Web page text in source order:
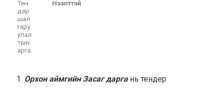
Тен
дер
шал
гару
улал
тын
арга:
Нээлттэй
Орхон аймгийн Засаг дарга нь тендер